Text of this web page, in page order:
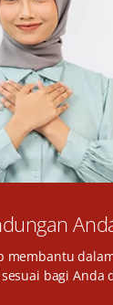
membantu
bagi Anda